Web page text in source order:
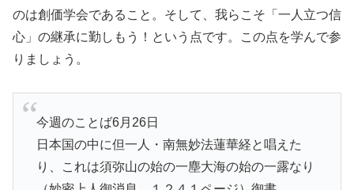
のは創価学会であること。そして、我らこそ「一人立つ信
心」の継承に勤しもう！という点です。この点を学んで参
りましょう。
今週のことば6月26日
日本国の中に但一人・南無妙法蓮華経と唱えた
り、これは須弥山の始の一塵大海の始の一露なり